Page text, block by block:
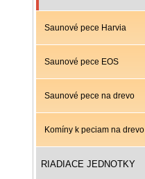
Saunové pece Harvia
Saunové pece EOS
Saunové pece na drevo
Komíny k peciam na drevo
RIADIACE JEDNOTKY